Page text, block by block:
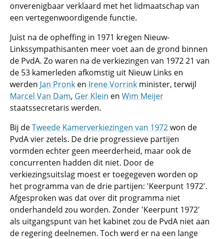
onverenigbaar verklaard met het lidmaatschap van
een vertegenwoordigende functie.
Juist na de opheffing in 1971 kregen Nieuw-
Linkssympathisanten meer voet aan de grond binnen
de PvdA. Zo waren na de verkiezingen van 1972 21 van
de 53 kamerleden afkomstig uit Nieuw Links en
werden Jan Pronk en Irene Vorrink minister, terwijl
Marcel Van Dam, Ger Klein en Wim Meijer
staatssecretaris werden.
Bij deTweede Kamerverkiezingen van 1972won de
PvdA vier zetels. De drie progressieve partijen
vormden echter geen meerderheid, maar ook de
concurrenten hadden dit niet. Door de
verkiezingsuitslag moest er toegegeven worden op
het programma van de drie partijen: 'Keerpunt 1972'.
Afgesproken was dat over dit programma niet
onderhandeld zou worden. Zonder 'Keerpunt 1972'
als uitgangspunt van het kabinet zou de PvdA niet aan
de regering deelnemen. Toch werd er na een lange